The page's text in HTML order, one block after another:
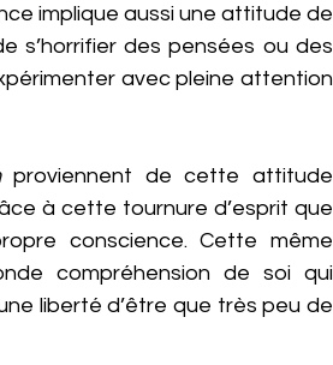
implique aussi une attitude de
s’horrifier des pensées ou des
avec pleine attention
proviennent de cette attitude
à cette tournure d’esprit que
conscience. Cette même
compréhension de soi qui
liberté d’être que très peu de